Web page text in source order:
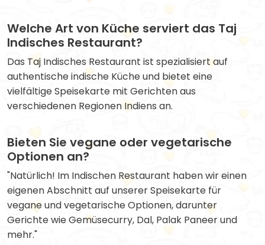
Welche Art von Küche serviert das Taj
Indisches Restaurant?
Das Taj Indisches Restaurant ist spezialisiert auf
authentische indische Küche und bietet eine
vielfältige Speisekarte mit Gerichten aus
verschiedenen Regionen Indiens an.
Bieten Sie vegane oder vegetarische
Optionen an?
"Natürlich! Im Indischen Restaurant haben wir einen
eigenen Abschnitt auf unserer Speisekarte für
vegane und vegetarische Optionen, darunter
Gerichte wie Gemüsecurry, Dal, Palak Paneer und
mehr."